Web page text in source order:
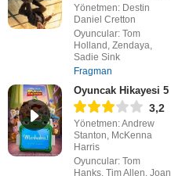
Yönetmen: Destin
Daniel Cretton
Oyuncular: Tom
Holland, Zendaya,
Sadie Sink
Fragman
Oyuncak Hikayesi 5
3,2
Yönetmen: Andrew
Stanton, McKenna
Harris
Oyuncular: Tom
Hanks, Tim Allen, Joan